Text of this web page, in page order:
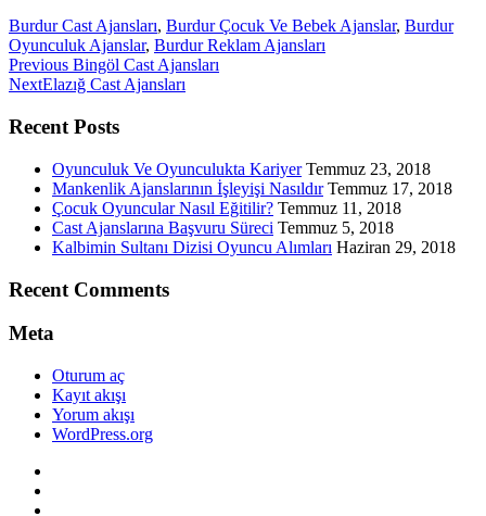
Burdur Cast Ajansları, Burdur Çocuk Ve Bebek Ajanslar, Burdur
Oyunculuk Ajanslar, Burdur Reklam Ajansları
PreviousPrevious
post:
Bingöl Cast Ajansları
NextNext
Elazığ Cast Ajansları
Recent Posts
Oyunculuk Ve Oyunculukta Kariyer Temmuz 23, 2018
Mankenlik Ajanslarının İşleyişi Nasıldır Temmuz 17, 2018
Çocuk Oyuncular Nasıl Eğitilir? Temmuz 11, 2018
Cast Ajanslarına Başvuru Süreci Temmuz 5, 2018
Kalbimin Sultanı Dizisi Oyuncu Alımları Haziran 29, 2018
Recent Comments
Meta
Oturum aç
Kayıt akışı
Yorum akışı
WordPress.org